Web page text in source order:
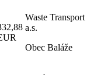
Waste Transport
a.s.
Obec Baláže